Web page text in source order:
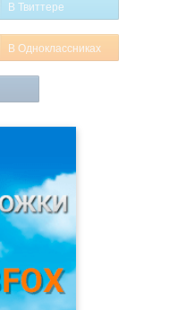
В Твиттере
В Одноклассниках